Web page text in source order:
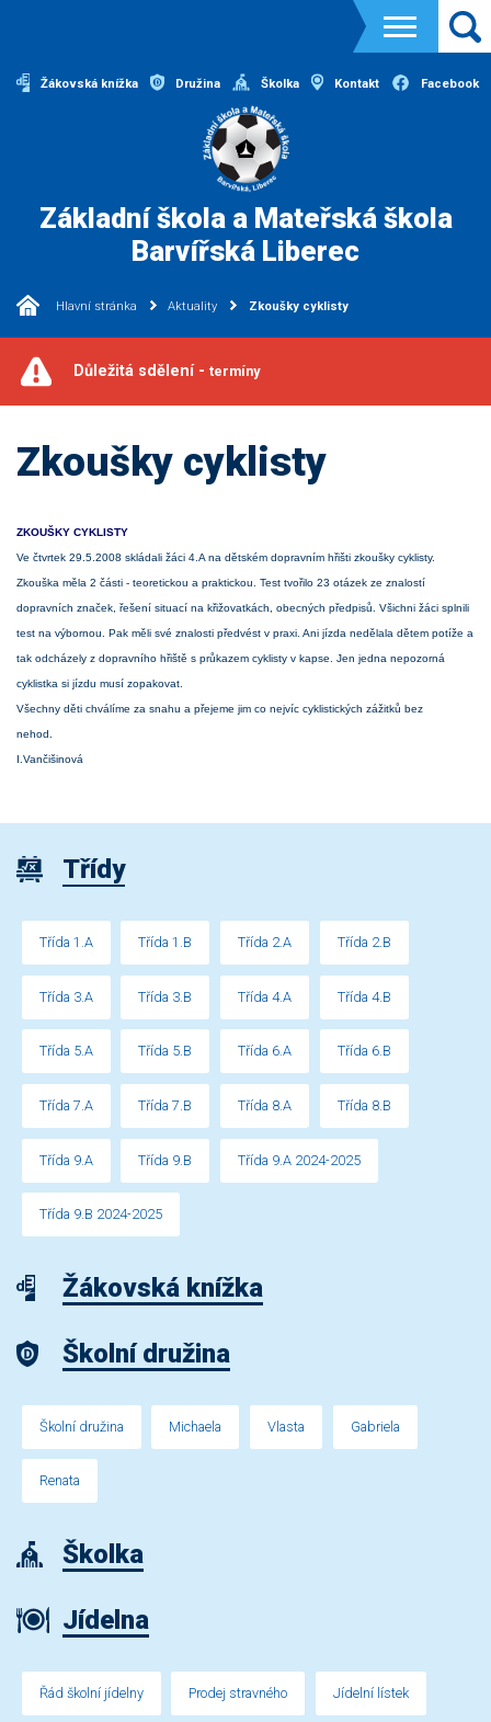
Žákovská knížka Družina Školka Kontakt Facebook
Základní škola a Mateřská škola
Barvířská Liberec
Hlavní stránka Aktuality Zkoušky cyklisty
Důležitá sdělení - termíny
Zkoušky cyklisty
ZKOUŠKY CYKLISTY
Ve čtvrtek 29.5.2008 skládali žáci 4.A na dětském dopravním hřišti zkoušky cyklisty.
Zkouška měla 2 části - teoretickou a praktickou. Test tvořilo 23 otázek ze znalostí
dopravních značek, řešení situací na křižovatkách, obecných předpisů. Všichni žáci splnili
test na výbornou. Pak měli své znalosti předvést v praxi. Ani jízda nedělala dětem potíže a
tak odcházely z dopravního hřiště s průkazem cyklisty v kapse. Jen jedna nepozorná
cyklistka si jízdu musí zopakovat.
Všechny děti chválíme za snahu a přejeme jim co nejvíc cyklistických zážitků bez
nehod.
I.Vančišinová
Třídy
Třída 1.A Třída 1.B Třída 2.A Třída 2.B
Třída 3.A Třída 3.B Třída 4.A Třída 4.B
Třída 5.A Třída 5.B Třída 6.A Třída 6.B
Třída 7.A Třída 7.B Třída 8.A Třída 8.B
Třída 9.A Třída 9.B Třída 9.A 2024-2025
Třída 9.B 2024-2025
Žákovská knížka
Školní družina
Školní družina Michaela Vlasta Gabriela
Renata
Školka
Jídelna
Řád školní jídelny Prodej stravného Jídelní lístek